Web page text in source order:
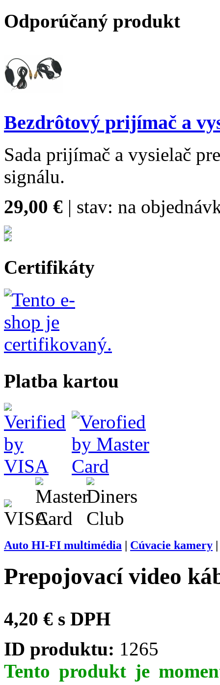
Odporúčaný produkt
Bezdrôtový prijímač a
Sada prijímač a vysielač
signálu.
29,00 € | stav: na
Certifikáty
Platba kartou
Auto HI-FI multimédia Cúvacie kamery
Prepojovací video
4,20 € s DPH
ID produktu: 1265
Tento produkt je